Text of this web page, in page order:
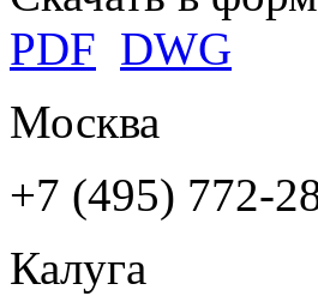
PDF DWG
Москва
+7 (495) 772-
Калуга